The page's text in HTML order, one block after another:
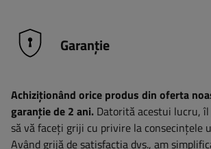
Garanție
Achiziționând orice produs din oferta
garanție de 2 ani. Datorită acestui lucru,
să vă faceți griji cu privire la consecințele
Având grijă de satisfacția dvs., am